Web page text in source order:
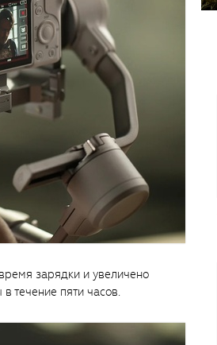
зарядки и увеличено
течение пяти часов.